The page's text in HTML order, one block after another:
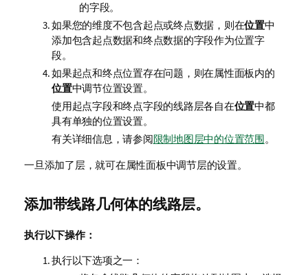
的字段。
如果您的维度不包含起点或终点数据，则在位置中
添加包含起点数据和终点数据的字段作为位置字
段。
如果起点和终点位置存在问题，则在属性面板内的
位置中调节位置设置。
使用起点字段和终点字段的线路层各自在位置中都
具有单独的位置设置。
有关详细信息，请参阅限制地图层中的位置范围。
一旦添加了层，就可在属性面板中调节层的设置。
添加带线路几何体的线路层。
执行以下操作：
执行以下选项之一：